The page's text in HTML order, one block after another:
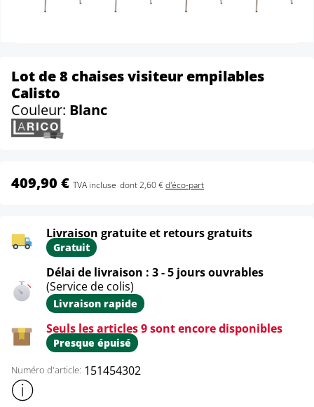
Lot de 8 chaises visiteur empilables
Calisto
Couleur: Blanc
409,90 € TVA incluse dont 2,60 €d'éco-part
Livraison gratuite et retours gratuits
Gratuit
Délai de livraison : 3 - 5 jours ouvrables
(Service de colis)
Livraison rapide
Seuls les articles 9 sont encore disponibles
Presque épuisé
Numéro d'article: 151454302
Afficher plus d'informations sur le produit